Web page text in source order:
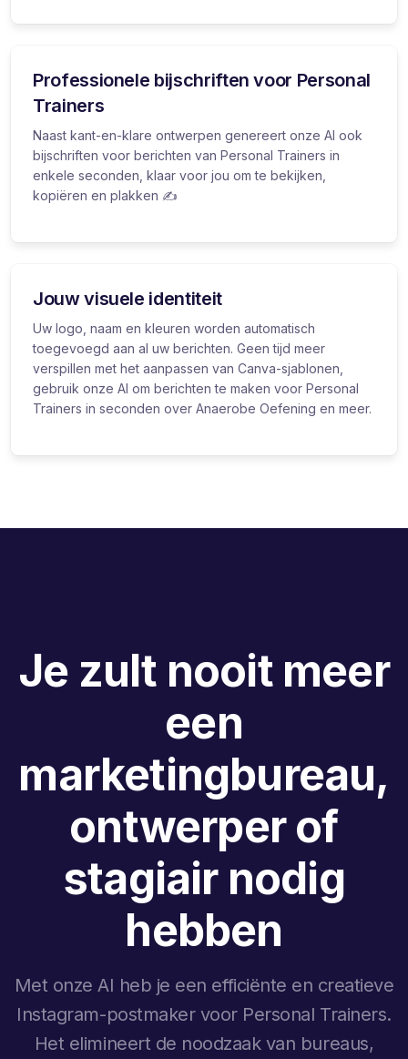
Professionele bijschriften voor Personal
Trainers
Naast kant-en-klare ontwerpen genereert onze AI ook
bijschriften voor berichten van Personal Trainers in
enkele seconden, klaar voor jou om te bekijken,
kopiëren en plakken ✍️
Jouw visuele identiteit
Uw logo, naam en kleuren worden automatisch
toegevoegd aan al uw berichten. Geen tijd meer
verspillen met het aanpassen van Canva-sjablonen,
gebruik onze AI om berichten te maken voor Personal
Trainers in seconden over Anaerobe Oefening en meer.
Je zult nooit meer
een
marketingbureau,
ontwerper of
stagiair nodig
hebben
Met onze AI heb je een efficiënte en creatieve
Instagram-postmaker voor Personal Trainers.
Het elimineert de noodzaak van bureaus,